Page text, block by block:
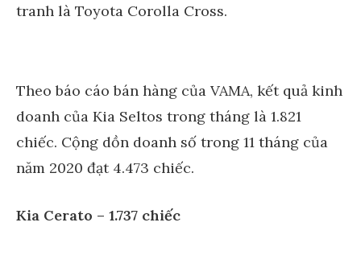
tranh là Toyota Corolla Cross.
Theo báo cáo bán hàng của VAMA, kết quả kinh
doanh của Kia Seltos trong tháng là 1.821
chiếc. Cộng dồn doanh số trong 11 tháng của
năm 2020 đạt 4.473 chiếc.
Kia Cerato – 1.737 chiếc